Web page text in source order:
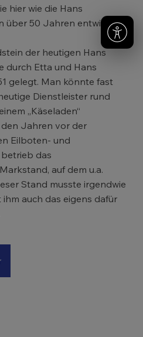
hier wie die Hans
über 50 Jahren entwickelt
der heutigen Hans
durch Etta und Hans
gelegt. Man könnte fast
Dienstleister rund
„Käseladen“
Jahren vor der
Eilboten- und
das
auf dem u.a.
Stand musste irgendwie
auch das eigens dafür